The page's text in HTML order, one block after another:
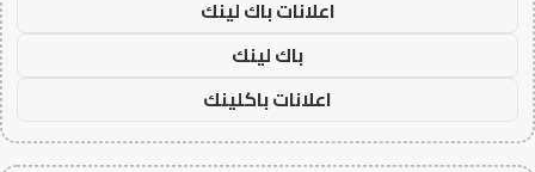
اعلانات باك لينك
باك لينك
اعلانات باكلينك